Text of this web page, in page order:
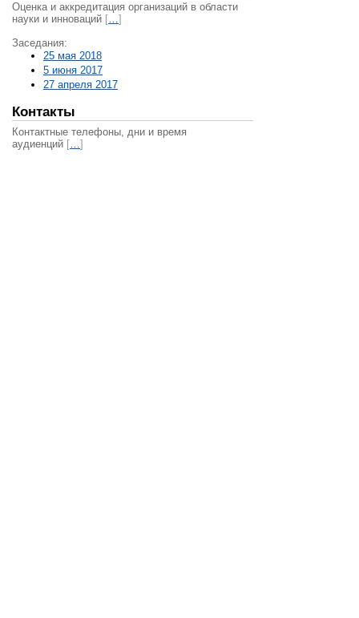
Оценка и аккредитация организаций в области
науки и инноваций […]
Заседания:
25 мая 2018
5 июня 2017
27 апреля 2017
Контакты
Контактные телефоны, дни и время
аудиенций […]